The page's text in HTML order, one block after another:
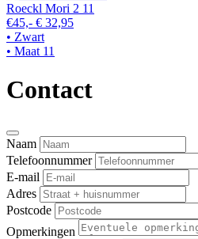
Roeckl Mori 2 11
€45,- € 32,95
• Zwart
• Maat 11
Contact
Naam
Telefoonnummer
E-mail
Adres
Postcode
Opmerkingen